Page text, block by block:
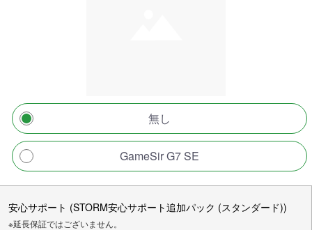
無し
GameSir G7 SE
安心サポート (STORM安心サポート追加パック (スタンダード))
※延長保証ではございません。